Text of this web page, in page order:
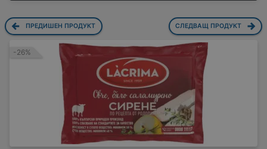
ПРЕДИШЕН ПРОДУКТ СЛЕДВАЩ ПРОДУКТ
-26%